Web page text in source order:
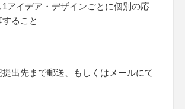
1アイデア・デザインごとに個別の応
ること
出先まで郵送、もしくはメールにて